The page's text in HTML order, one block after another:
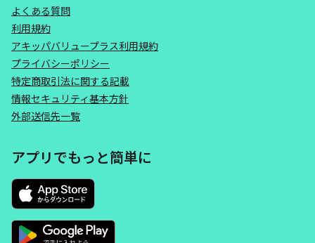
よくある質問
利用規約
アキッパバリュープラス利用規約
プライバシーポリシー
特定商取引法に関する記載
情報セキュリティ基本方針
外部送信先一覧
アプリでもっと簡単に